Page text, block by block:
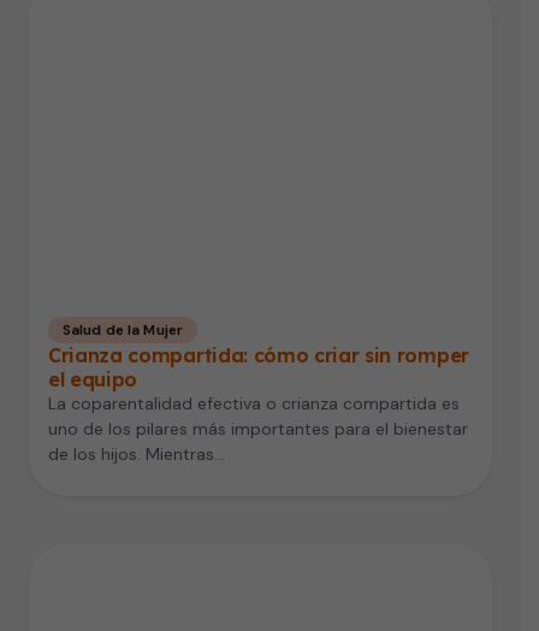
Salud de la Mujer
Crianza compartida: cómo criar sin romper
el equipo
La coparentalidad efectiva o crianza compartida es
uno de los pilares más importantes para el bienestar
de los hijos. Mientras…